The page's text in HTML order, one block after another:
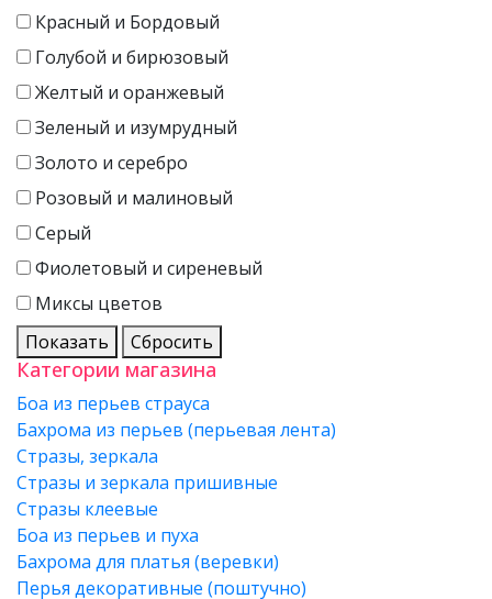
Красный и Бордовый
Голубой и бирюзовый
Желтый и оранжевый
Зеленый и изумрудный
Золото и серебро
Розовый и малиновый
Серый
Фиолетовый и сиреневый
Миксы цветов
Показать
Сбросить
Категории магазина
Боа из перьев страуса
Бахрома из перьев (перьевая лента)
Стразы, зеркала
Стразы и зеркала пришивные
Стразы клеевые
Боа из перьев и пуха
Бахрома для платья (веревки)
Перья декоративные (поштучно)